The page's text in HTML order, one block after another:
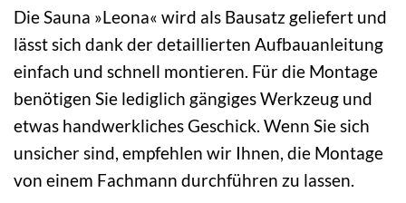
Die Sauna »Leona« wird als Bausatz geliefert und
lässt sich dank der detaillierten Aufbauanleitung
einfach und schnell montieren. Für die Montage
benötigen Sie lediglich gängiges Werkzeug und
etwas handwerkliches Geschick. Wenn Sie sich
unsicher sind, empfehlen wir Ihnen, die Montage
von einem Fachmann durchführen zu lassen.